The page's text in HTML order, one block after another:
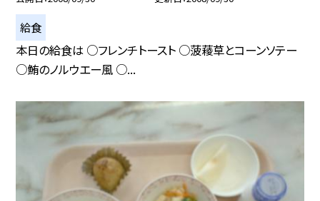
給食
本日の給食は ○フレンチトースト ○菠薐草とコーンソテー
○鮪のノルウエー風 ○...